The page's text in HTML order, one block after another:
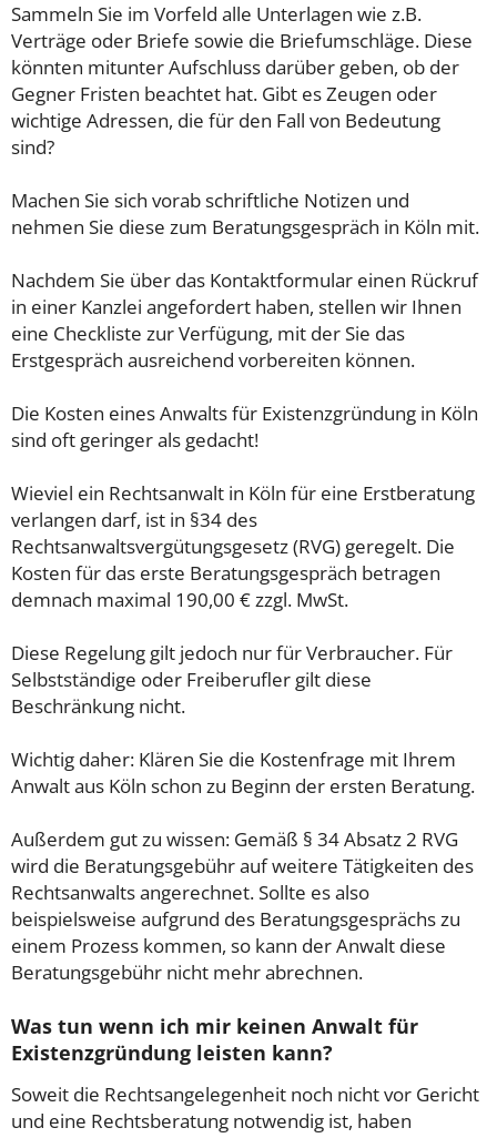
Sammeln Sie im Vorfeld alle Unterlagen wie z.B.
Verträge oder Briefe sowie die Briefumschläge. Diese
könnten mitunter Aufschluss darüber geben, ob der
Gegner Fristen beachtet hat. Gibt es Zeugen oder
wichtige Adressen, die für den Fall von Bedeutung
sind?
Machen Sie sich vorab schriftliche Notizen und
nehmen Sie diese zum Beratungsgespräch in Köln mit.
Nachdem Sie über das Kontaktformular einen Rückruf
in einer Kanzlei angefordert haben, stellen wir Ihnen
eine Checkliste zur Verfügung, mit der Sie das
Erstgespräch ausreichend vorbereiten können.
Die Kosten eines Anwalts für Existenzgründung in Köln
sind oft geringer als gedacht!
Wieviel ein Rechtsanwalt in Köln für eine Erstberatung
verlangen darf, ist in §34 des
Rechtsanwaltsvergütungsgesetz (RVG) geregelt. Die
Kosten für das erste Beratungsgespräch betragen
demnach maximal 190,00 € zzgl. MwSt.
Diese Regelung gilt jedoch nur für Verbraucher. Für
Selbstständige oder Freiberufler gilt diese
Beschränkung nicht.
Wichtig daher: Klären Sie die Kostenfrage mit Ihrem
Anwalt aus Köln schon zu Beginn der ersten Beratung.
Außerdem gut zu wissen: Gemäß § 34 Absatz 2 RVG
wird die Beratungsgebühr auf weitere Tätigkeiten des
Rechtsanwalts angerechnet. Sollte es also
beispielsweise aufgrund des Beratungsgesprächs zu
einem Prozess kommen, so kann der Anwalt diese
Beratungsgebühr nicht mehr abrechnen.
Was tun wenn ich mir keinen Anwalt für
Existenzgründung leisten kann?
Soweit die Rechtsangelegenheit noch nicht vor Gericht
und eine Rechtsberatung notwendig ist, haben